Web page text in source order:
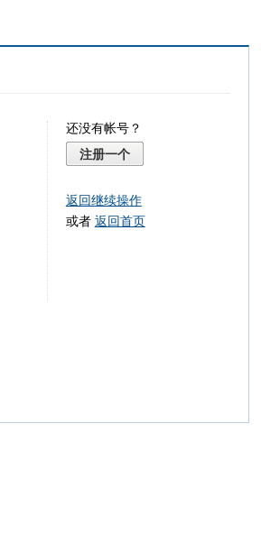
还没有帐号？
注册一个
返回继续操作
或者 返回首页